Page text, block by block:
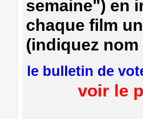
semaine") en
chaque film
(indiquez
le bulletin de
voir le